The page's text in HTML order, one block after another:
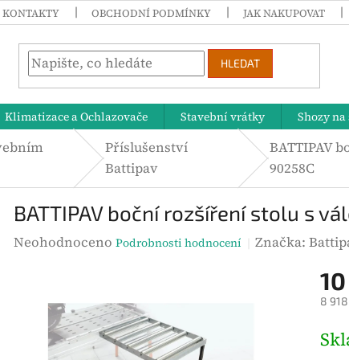
KONTAKTY OBCHODNÍ PODMÍNKY JAK NAKUPOVAT
HLEDAT
Klimatizace a Ochlazovače Stavební vrátky Shozy
Příslušenství
Battipav
BATTIPAV
90258C
BATTIPAV boční rozšíření stolu s
P
Neohodnoceno Podrobnosti hodnocení Značka:
8
ě